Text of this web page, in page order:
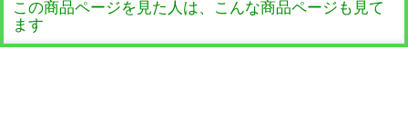
この商品ページを見た人は、こんな商品ページも見て
ます